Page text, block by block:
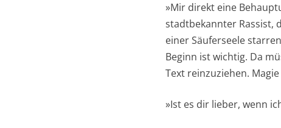
»Mir direkt eine
stadtbekannter Rassist,
einer Säuferseele
Beginn ist wichtig. Da
Text reinzuziehen.
»Ist es dir lieber, wenn